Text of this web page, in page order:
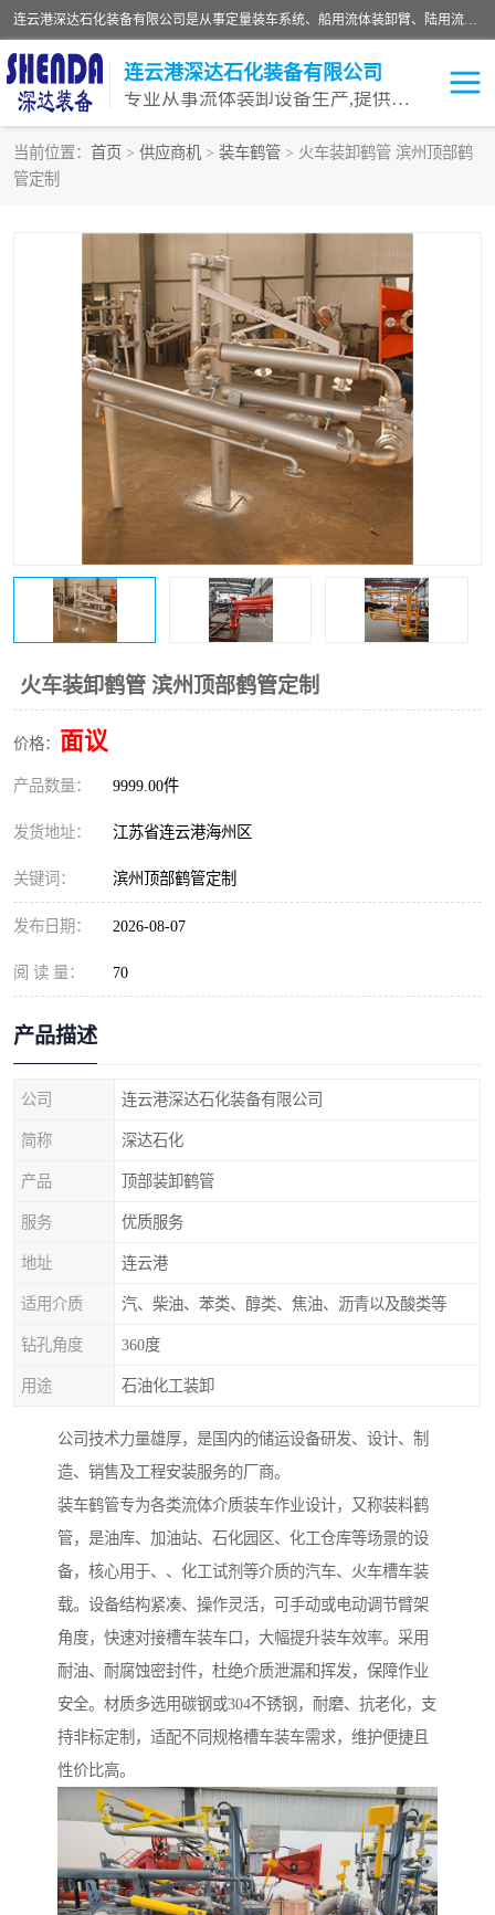
连云港深达石化装备有限公司是从事定量装车系统、船用流体装卸臂、陆用流体装卸臂（鹤管）、活动梯、钢构平台等全系列流体装卸设备的设计、制造、销售以及服务的专业供应商。公司始终以客户为中心，密切跟踪国内外油气储运及装卸设备先进技术的发展，以先进的技术、优质的产品、一流的服务，满足客户需求。
连云港深达石化装备有限公司
专业从事流体装卸设备生产,提供全面解决方案，生产与定制服务
当前位置： 首页 > 供应商机 > 装车鹤管 > 火车装卸鹤管 滨州顶部鹤
管定制
火车装卸鹤管 滨州顶部鹤管定制
价格： 面议
产品数量： 9999.00件
发货地址： 江苏省连云港海州区
关键词： 滨州顶部鹤管定制
发布日期： 2026-08-07
阅 读 量： 70
产品描述
公司 连云港深达石化装备有限公司
简称 深达石化
产品 顶部装卸鹤管
服务 优质服务
地址 连云港
适用介质 汽、柴油、苯类、醇类、焦油、沥青以及酸类等
钻孔角度 360度
用途 石油化工装卸
公司技术力量雄厚，是国内的储运设备研发、设计、制
造、销售及工程安装服务的厂商。
装车鹤管专为各类流体介质装车作业设计，又称装料鹤
管，是油库、加油站、石化园区、化工仓库等场景的设
备，核心用于、、化工试剂等介质的汽车、火车槽车装
载。设备结构紧凑、操作灵活，可手动或电动调节臂架
角度，快速对接槽车装车口，大幅提升装车效率。采用
耐油、耐腐蚀密封件，杜绝介质泄漏和挥发，保障作业
安全。材质多选用碳钢或304不锈钢，耐磨、抗老化，支
持非标定制，适配不同规格槽车装车需求，维护便捷且
性价比高。
鹤管
液氨装鹤管 潜油泵鹤管
流体装卸臂 输油臂
撬装鹤管 汽车鹤管
火车鹤管